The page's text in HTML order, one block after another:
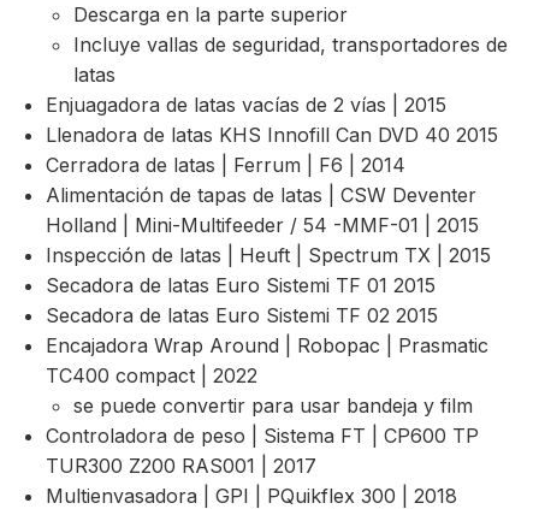
Descarga en la parte superior
Incluye vallas de seguridad, transportadores de
latas
Enjuagadora de latas vacías de 2 vías | 2015
Llenadora de latas KHS Innofill Can DVD 40 2015
Cerradora de latas | Ferrum | F6 | 2014
Alimentación de tapas de latas | CSW Deventer
Holland | Mini-Multifeeder / 54 -MMF-01 | 2015
Inspección de latas | Heuft | Spectrum TX | 2015
Secadora de latas Euro Sistemi TF 01 2015
Secadora de latas Euro Sistemi TF 02 2015
Encajadora Wrap Around | Robopac | Prasmatic
TC400 compact | 2022
se puede convertir para usar bandeja y film
Controladora de peso | Sistema FT | CP600 TP
TUR300 Z200 RAS001 | 2017
Multienvasadora | GPI | PQuikflex 300 | 2018